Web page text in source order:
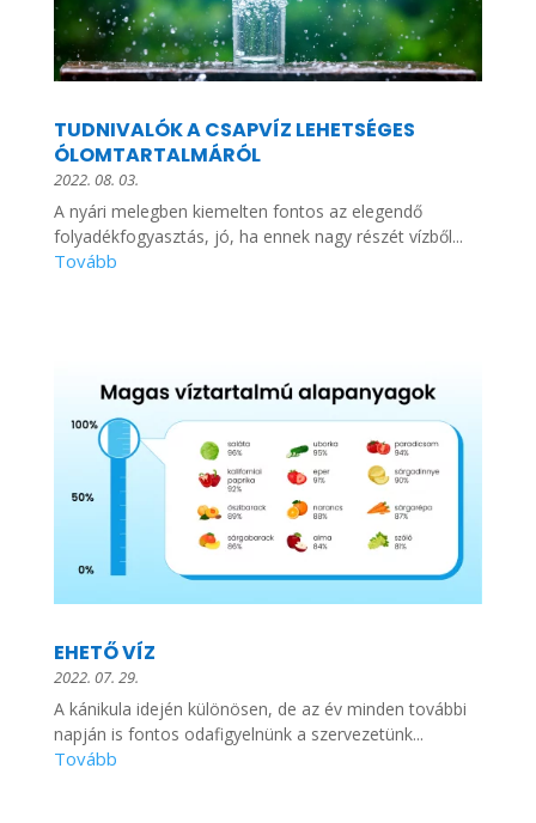
TUDNIVALÓK A CSAPVÍZ LEHETSÉGES
ÓLOMTARTALMÁRÓL
2022. 08. 03.
A nyári melegben kiemelten fontos az elegendő
folyadékfogyasztás, jó, ha ennek nagy részét vízből...
EHETŐ VÍZ
2022. 07. 29.
A kánikula idején különösen, de az év minden további
napján is fontos odafigyelnünk a szervezetünk...